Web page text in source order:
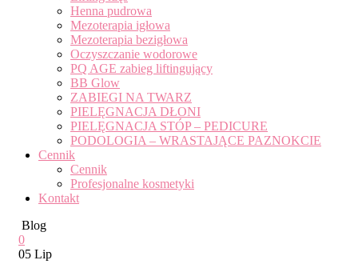
Henna pudrowa
Mezoterapia igłowa
Mezoterapia bezigłowa
Oczyszczanie wodorowe
PQ AGE zabieg liftingujący
BB Glow
ZABIEGI NA TWARZ
PIELĘGNACJA DŁONI
PIELĘGNACJA STÓP – PEDICURE
PODOLOGIA – WRASTAJĄCE PAZNOKCIE
Cennik
Cennik
Profesjonalne kosmetyki
Kontakt
Blog
0
05 Lip